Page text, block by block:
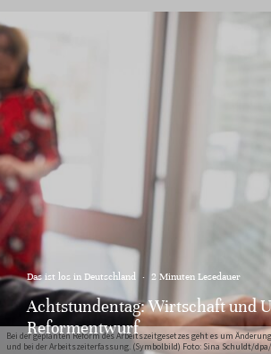
Bei der geplanten Reform des Arbeitszeitgesetzes geht es um
und bei der Arbeitszeiterfassung. (Symbolbild) Foto: Sina Schuldt/
Das ist los in Deutschland · 2 Minuten Lesedauer
Achtstundentag: Wirtschaft und
Reformentwurf